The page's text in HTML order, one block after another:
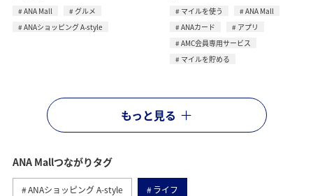
ANA Mall
グルメ
ANAショッピング A-style
マイルを使う
ANA Mall
ANAカード
アプリ
AMC会員専用サービス
マイルを貯める
もっと見る
ANA Mallつながりタグ
ANAショッピング A-style ライフ